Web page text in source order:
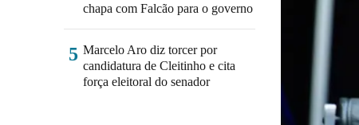
chapa com Falcão para o governo
5 Marcelo Aro diz torcer por
candidatura de Cleitinho e cita
força eleitoral do senador